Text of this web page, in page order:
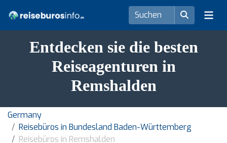
Entdecken sie die besten
Reiseagenturen in
Remshalden
Germany
Reisebüros in Bundesland Baden-Württemberg
Reisebüros in Remshalden